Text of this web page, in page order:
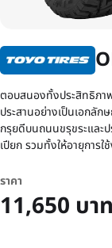
ตอบสนองทั้งประสิทธิภา
ประสานอย่างเป็นเอกลั
กรุยดีบนถนนขรุขระและ
เปียก รวมทั้งให้อายุการ
ราคา
11,650 บาท